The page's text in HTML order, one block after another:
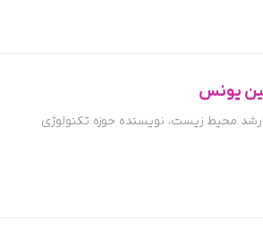
یونس
محیط زیست، نویسنده حوزه تکنولوژی